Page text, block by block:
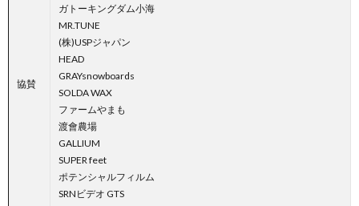
協賛
ガトーキングダム小海
MR.TUNE
(株)USPジャパン
HEAD
GRAYsnowboards
SOLDA WAX
ファームやまも
渡會農場
GALLIUM
SUPER feet
ポテンシャルフィルム
SRNビデオ GTS